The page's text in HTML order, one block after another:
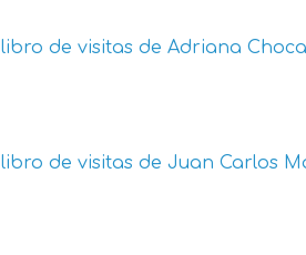
libro de visitas de Adriana Choca
libro de visitas de Juan Carlos